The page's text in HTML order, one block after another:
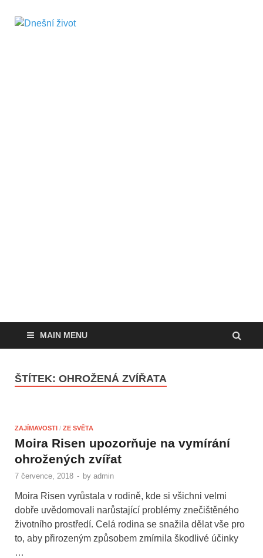
MAIN MENU
ŠTÍTEK: OHROŽENÁ ZVÍŘATA
ZAJÍMAVOSTI / ZE SVĚTA
Moira Risen upozorňuje na vymírání
ohrožených zvířat
7 července, 2018 - by admin
Moira Risen vyrůstala v rodině, kde si všichni velmi
dobře uvědomovali narůstající problémy znečištěného
životního prostředí. Celá rodina se snažila dělat vše pro
to, aby přirozeným způsobem zmírnila škodlivé účinky
…